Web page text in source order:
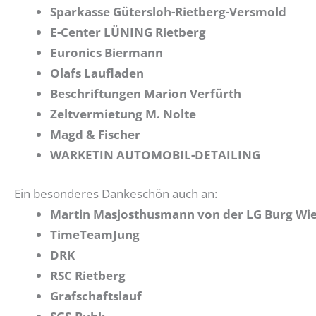
Sparkasse Gütersloh-Rietberg-Versmold
E-Center LÜNING Rietberg
Euronics Biermann
Olafs Laufladen
Beschriftungen Marion Verfürth
Zeltvermietung M. Nolte
Magd & Fischer
WARKETIN AUTOMOBIL-DETAILING
Ein besonderes Dankeschön auch an:
Martin Masjosthusmann von der LG Burg
TimeTeamJung
DRK
RSC Rietberg
Grafschaftslauf